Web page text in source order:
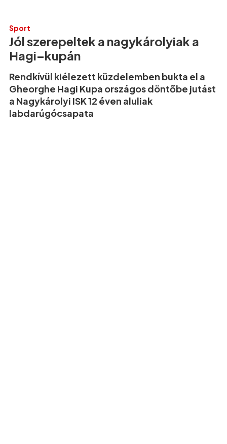
Sport
Jól szerepeltek a nagykárolyiak a
Hagi–kupán
Rendkívül kiélezett küzdelemben bukta el a
Gheorghe Hagi Kupa országos döntőbe jutást
a Nagykárolyi ISK 12 éven aluliak
labdarúgócsapata